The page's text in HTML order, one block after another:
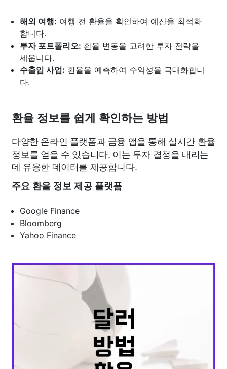
해외 여행: 여행 전 환율을 확인하여 예산을 최적화
합니다.
투자 포트폴리오: 환율 변동을 고려한 투자 전략을
세웁니다.
수출입 사업: 환율을 예측하여 수익성을 극대화합니
다.
환율 정보를 쉽게 확인하는 방법
다양한 온라인 플랫폼과 금융 앱을 통해 실시간 환율
정보를 얻을 수 있습니다. 이는 투자 결정을 내리는
데 유용한 데이터를 제공합니다.
주요 환율 정보 제공 플랫폼
Google Finance
Bloomberg
Yahoo Finance